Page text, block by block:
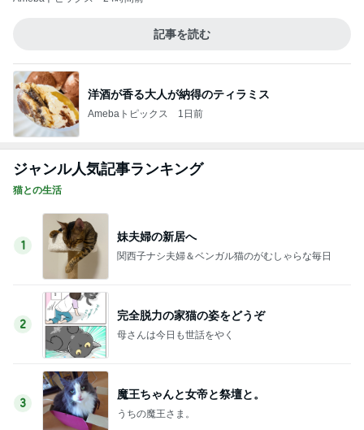
記事を読む
洋酒が香る大人が納得のティラミス
Amebaトピックス 1日前
ジャンル人気記事ランキング
猫との生活
1
妹夫婦の新居へ
関西子ナシ夫婦＆ベンガル猫のがむしゃらな毎日
2
完全脱力の家猫の姿をどうぞ
母さんは今日も世話をやく
3
魔王ちゃんと女帝と祭壇と。
うちの魔王さま。